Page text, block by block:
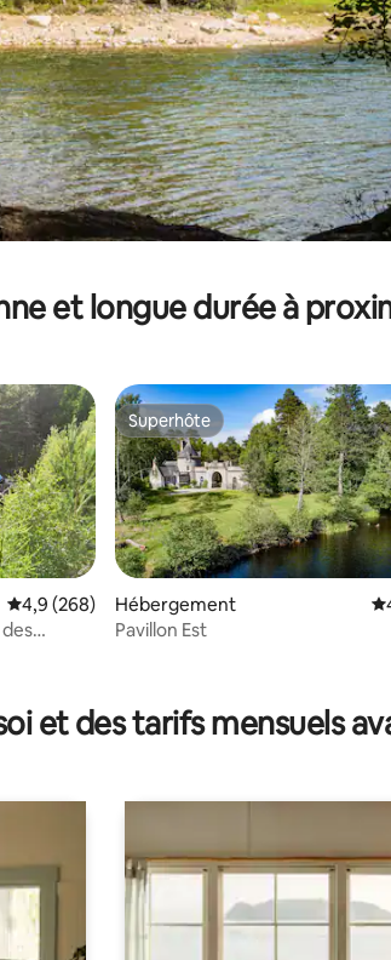
et longue durée à
: 4,99 sur 5
Évaluation moyenne sur la base de 268
4,9 (268)
Superhôte
Superhôte
Hébergement
Pavillon Est
et des tarifs mensuels